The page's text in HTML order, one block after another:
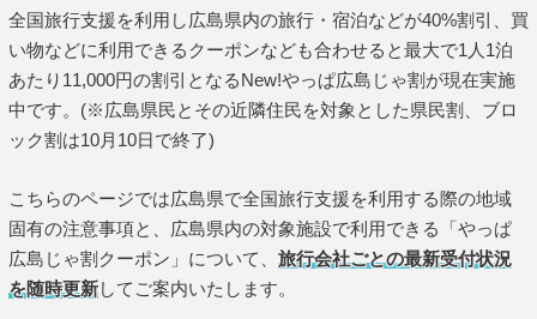
全国旅行支援を利用し広島県内の旅行・宿泊などが40%割引、買
い物などに利用できるクーポンなども合わせると最大で1人1泊
あたり11,000円の割引となるNew!やっぱ広島じゃ割が現在実施
中です。(※広島県民とその近隣住民を対象とした県民割、ブロ
ック割は10月10日で終了)
こちらのページでは広島県で全国旅行支援を利用する際の地域
固有の注意事項と、広島県内の対象施設で利用できる「やっぱ
広島じゃ割クーポン」について、 旅行会社ごとの最新受付状況
を随時更新してご案内いたします。